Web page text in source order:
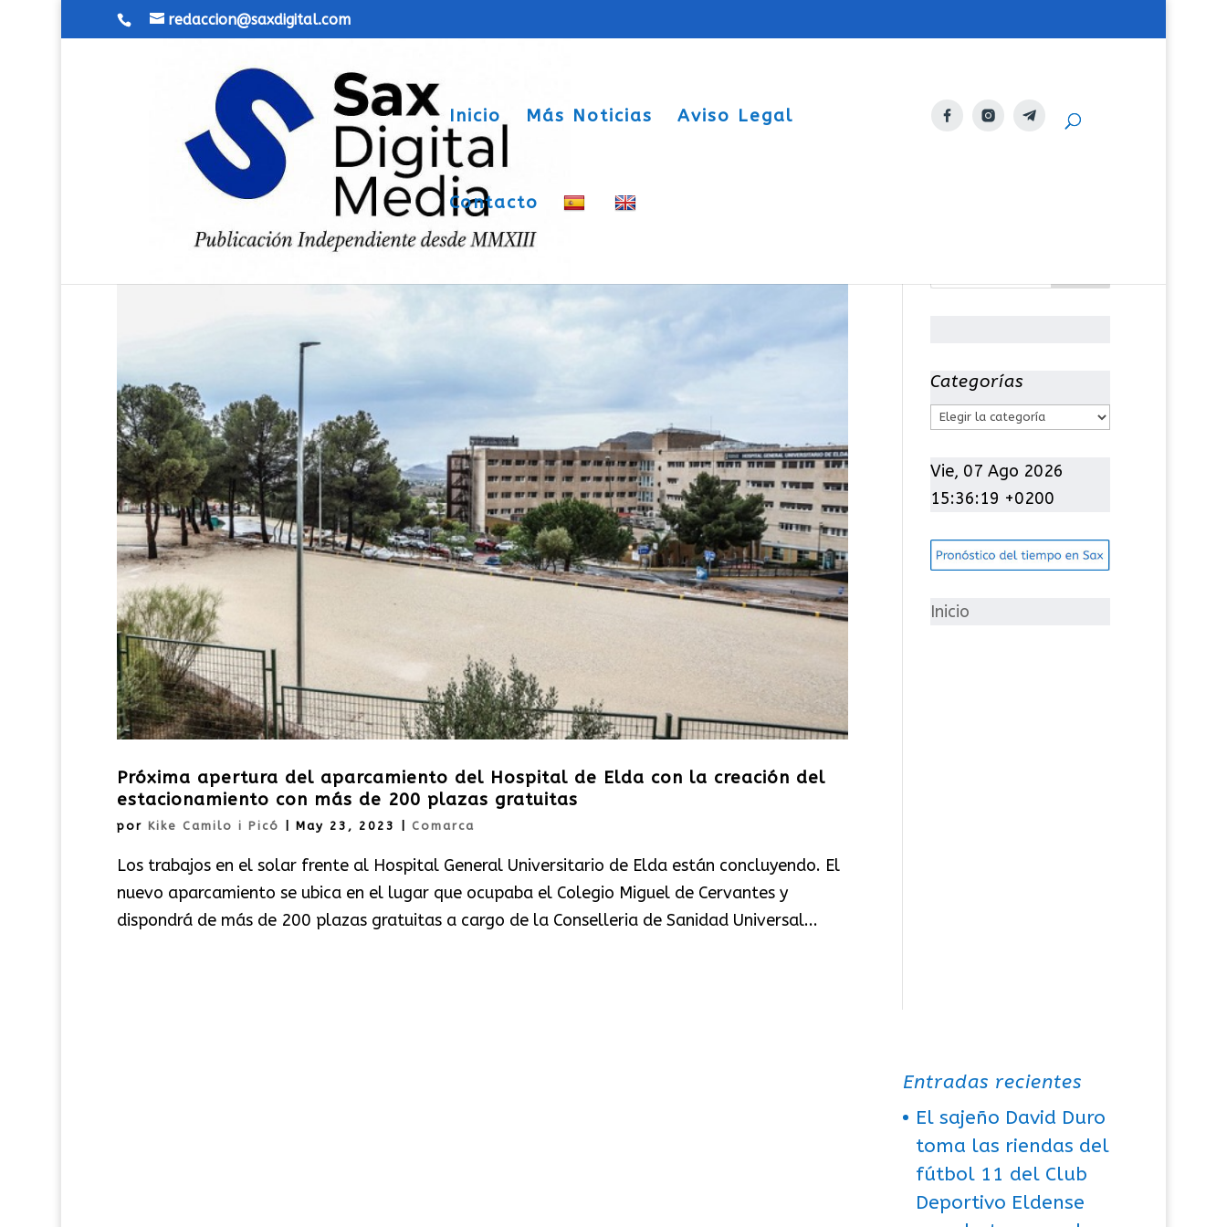
redaccion@saxdigital.com
Inicio Más Noticias Aviso Legal
Contacto
Próxima apertura del aparcamiento del Hospital de Elda con la creación del
estacionamiento con más de 200 plazas gratuitas
por Kike Camilo i Picó May 23, 2023 Comarca
Los trabajos en el solar frente al Hospital General Universitario de Elda están concluyendo. El
nuevo aparcamiento se ubica en el lugar que ocupaba el Colegio Miguel de Cervantes y
dispondrá de más de 200 plazas gratuitas a cargo de la Conselleria de Sanidad Universal...
Categorías
C
t
e
o
í
Vie, 07 Ago 2026
15:36:20 +0200
Inicio
Entradas recientes
El sajeño David Duro
toma las riendas del
fútbol 11 del Club
Deportivo Eldense